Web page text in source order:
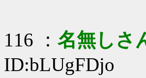
116 ： 名無しさ
ID:bLUgFDjo